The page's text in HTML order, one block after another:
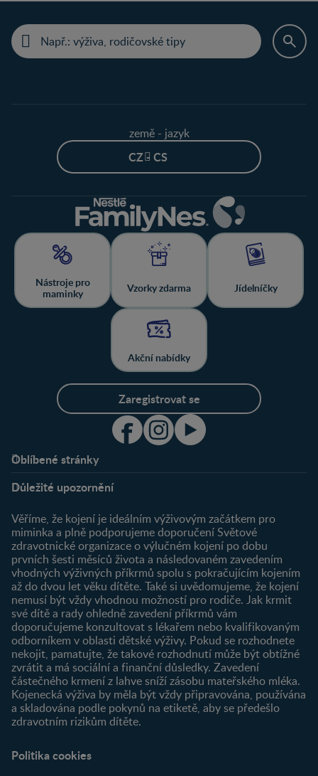
země - jazyk
CZ - CS
Nástroje pro
maminky
Vzorky zdarma Jídelníčky
Akční nabídky
Zaregistrovat se
Oblíbené stránky
O nás
Můj účet
Registrace
Newsletter
Přihlášení
Produkty
Najít produkt
Důležité upozornění
Věříme, že kojení je ideálním výživovým začátkem pro
miminka a plně podporujeme doporučení Světové
zdravotnické organizace o výlučném kojení po dobu
prvních šesti měsíců života a následovaném zavedením
vhodných výživných příkrmů spolu s pokračujícím kojením
až do dvou let věku dítěte. Také si uvědomujeme, že kojení
nemusí být vždy vhodnou možností pro rodiče. Jak krmit
své dítě a rady ohledně zavedení příkrmů vám
doporučujeme konzultovat s lékařem nebo kvalifikovaným
odborníkem v oblasti dětské výživy. Pokud se rozhodnete
nekojit, pamatujte, že takové rozhodnutí může být obtížné
zvrátit a má sociální a finanční důsledky. Zavedení
částečného krmení z lahve sníží zásobu mateřského mléka.
Kojenecká výživa by měla být vždy připravována, používána
a skladována podle pokynů na etiketě, aby se předešlo
zdravotním rizikům dítěte.
Politika cookies